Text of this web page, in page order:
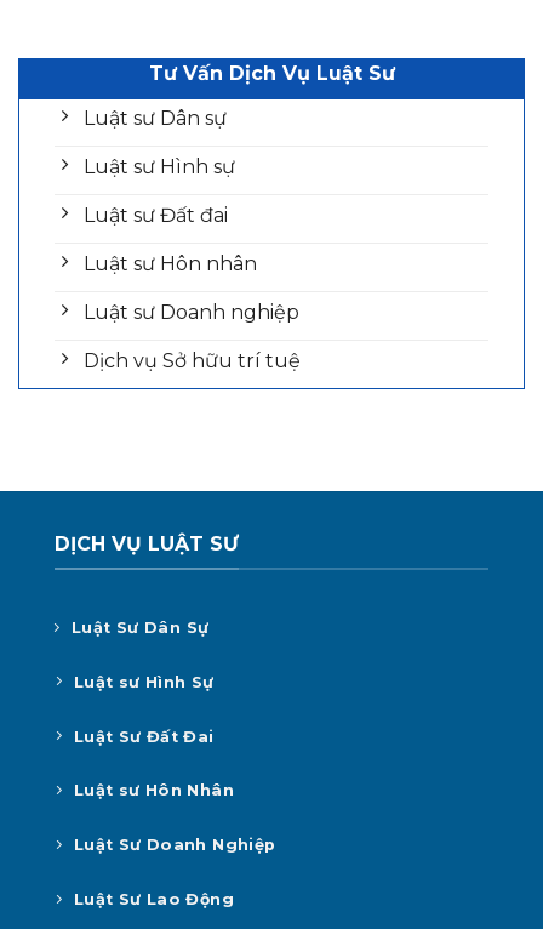
Tư Vấn Dịch Vụ Luật Sư
Luật sư Dân sự
Luật sư Hình sự
Luật sư Đất đai
Luật sư Hôn nhân
Luật sư Doanh nghiệp
Dịch vụ Sở hữu trí tuệ
DỊCH VỤ LUẬT SƯ
Luật Sư Dân Sự
Luật sư Hình Sự
Luật Sư Đất Đai
Luật sư Hôn Nhân
Luật Sư Doanh Nghiệp
Luật Sư Lao Động